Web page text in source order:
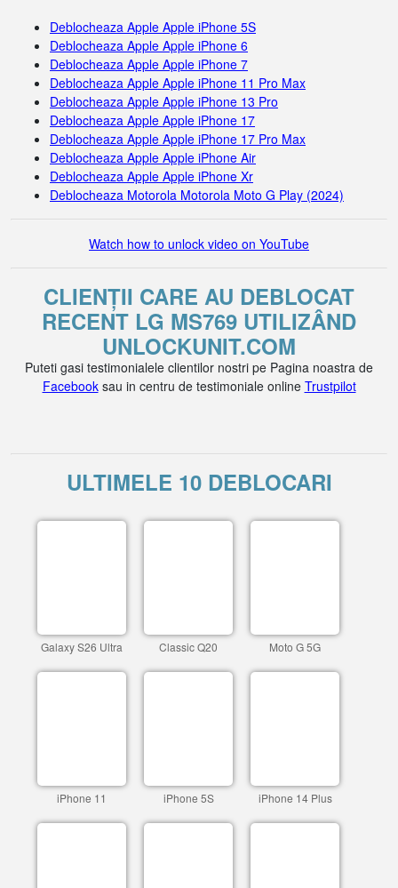
Deblocheaza Apple Apple iPhone 5S
Deblocheaza Apple Apple iPhone 6
Deblocheaza Apple Apple iPhone 7
Deblocheaza Apple Apple iPhone 11 Pro Max
Deblocheaza Apple Apple iPhone 13 Pro
Deblocheaza Apple Apple iPhone 17
Deblocheaza Apple Apple iPhone 17 Pro Max
Deblocheaza Apple Apple iPhone Air
Deblocheaza Apple Apple iPhone Xr
Deblocheaza Motorola Motorola Moto G Play (2024)
Watch how to unlock video on YouTube
CLIENȚII CARE AU DEBLOCAT
RECENT LG MS769 UTILIZÂND
UNLOCKUNIT.COM
Puteti gasi testimonialele clientilor nostri pe Pagina noastra de
Facebooksau in centru de testimoniale online Trustpilot
ULTIMELE 10 DEBLOCARI
Galaxy S26 Ultra Classic Q20 Moto G 5G
iPhone 11 iPhone 5S iPhone 14 Plus